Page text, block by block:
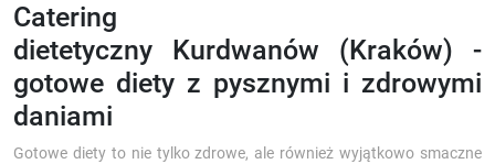
Catering
dietetyczny Kurdwanów (Kraków) -
gotowe diety z pysznymi i zdrowymi
daniami
Gotowe diety to nie tylko zdrowe, ale również wyjątkowo smaczne